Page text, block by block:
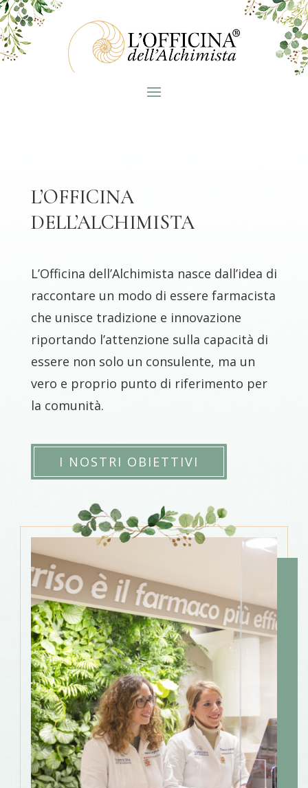
L’OFFICINA
DELL’ALCHIMISTA
L’Officina dell’Alchimista nasce dall’idea di
raccontare un modo di essere farmacista
che unisce tradizione e innovazione
riportando l’attenzione sulla capacità di
essere non solo un consulente, ma un
vero e proprio punto di riferimento per
la comunità.
I NOSTRI OBIETTIVI